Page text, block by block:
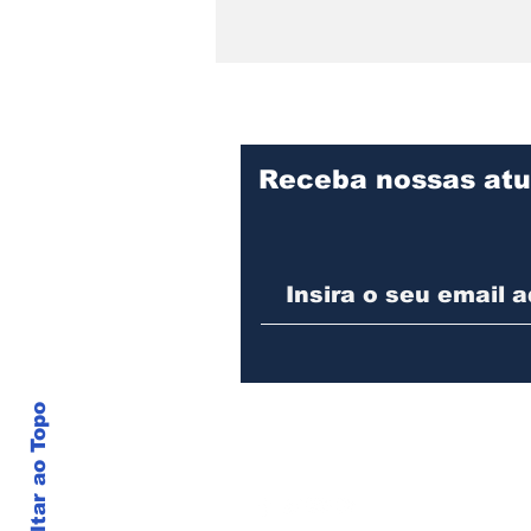
alerta para risco de
temporais com vento
Voltar ao Topo
Receba nossas